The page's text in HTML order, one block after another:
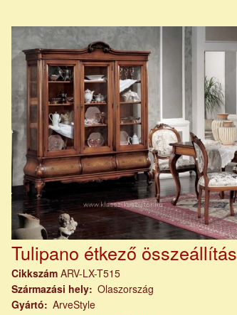
Tulipano étkező összeállítás
Cikkszám ARV-LX-T515
Származási hely
Olaszország
Gyártó
ArveStyle